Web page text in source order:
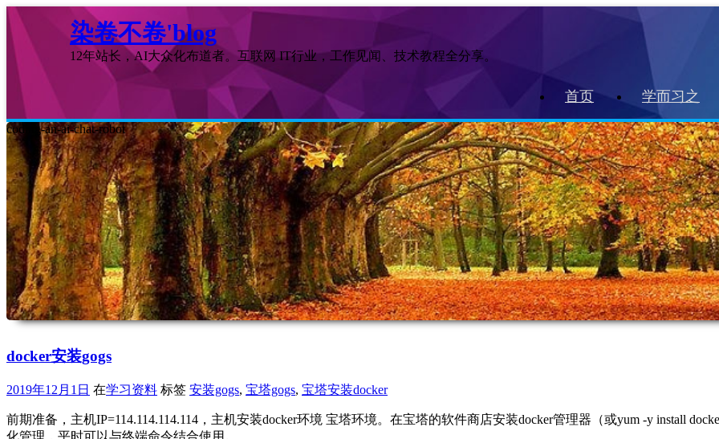
染卷不卷'blog
12年站长，AI大众化布道者。互联网 IT行业，工作见闻、技术教程全分享。
首页 学而习之
coding-an-ai-chat-robot
docker安装gogs
2019年12月1日 在学习资料 标签 安装gogs, 宝塔gogs, 宝塔安装docker
前期准备，主机IP=114.114.114.114，主机安装docker环境 宝塔环境。在宝塔的软件商店安装docker管理器（或yum -y install